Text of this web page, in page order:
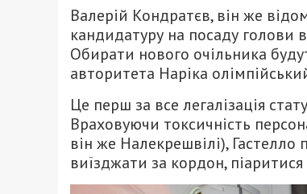
Валерій Кондратєв, він же
кандидатуру на посаду голови
Обирати нового очільника
авторитета Наріка
Це перш за все легалізація
Враховуючи токсичність
він же Налекрешвілі), Гастелло
виїзджати за кордон,